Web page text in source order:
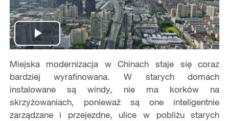
Play
Video
Miejska modernizacja w Chinach staje się coraz
bardziej wyrafinowana. W starych domach
instalowane są windy, nie ma korków na
skrzyżowaniach, ponieważ są one inteligentnie
zarządzane i przejezdne, ulice w pobliżu starych